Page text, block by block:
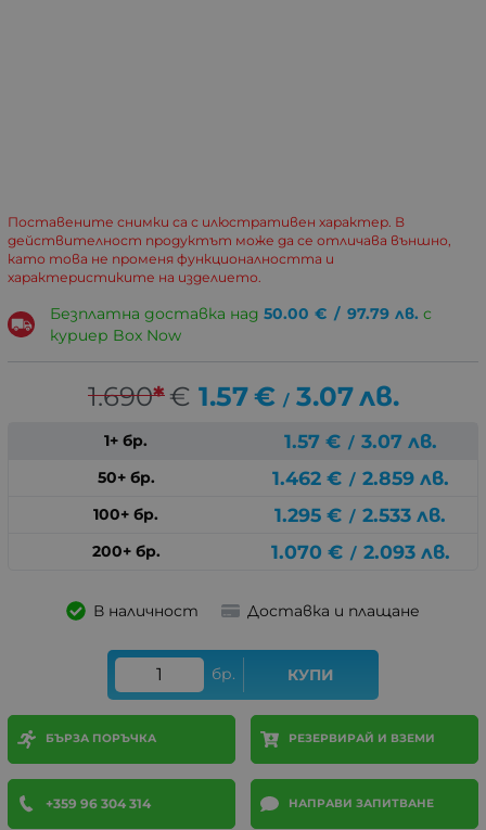
Поставените снимки са с илюстративен характер. В
действителност продуктът може да се отличава външно,
като това не променя функционалността и
характеристиките на изделието.
Безплатна доставка над 50.00 € / 97.79 лв. с
куриер Box Now
1.690*€ 1.57€ / 3.07лв.
1+ бр. 1.57 € / 3.07 лв.
50+ бр. 1.462 € / 2.859 лв.
100+ бр. 1.295 € / 2.533 лв.
200+ бр. 1.070 € / 2.093 лв.
В наличност Доставка и плащане
бр. КУПИ
БЪРЗА ПОРЪЧКА РЕЗЕРВИРАЙ И ВЗЕМИ
+359 96 304 314 НАПРАВИ ЗАПИТВАНЕ